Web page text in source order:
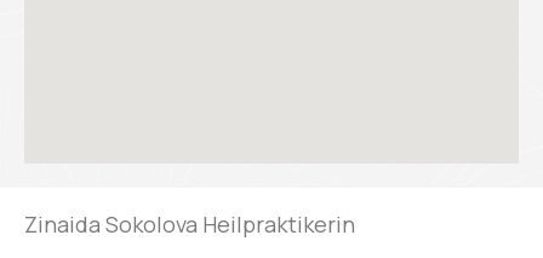
Zinaida Sokolova Heilpraktikerin